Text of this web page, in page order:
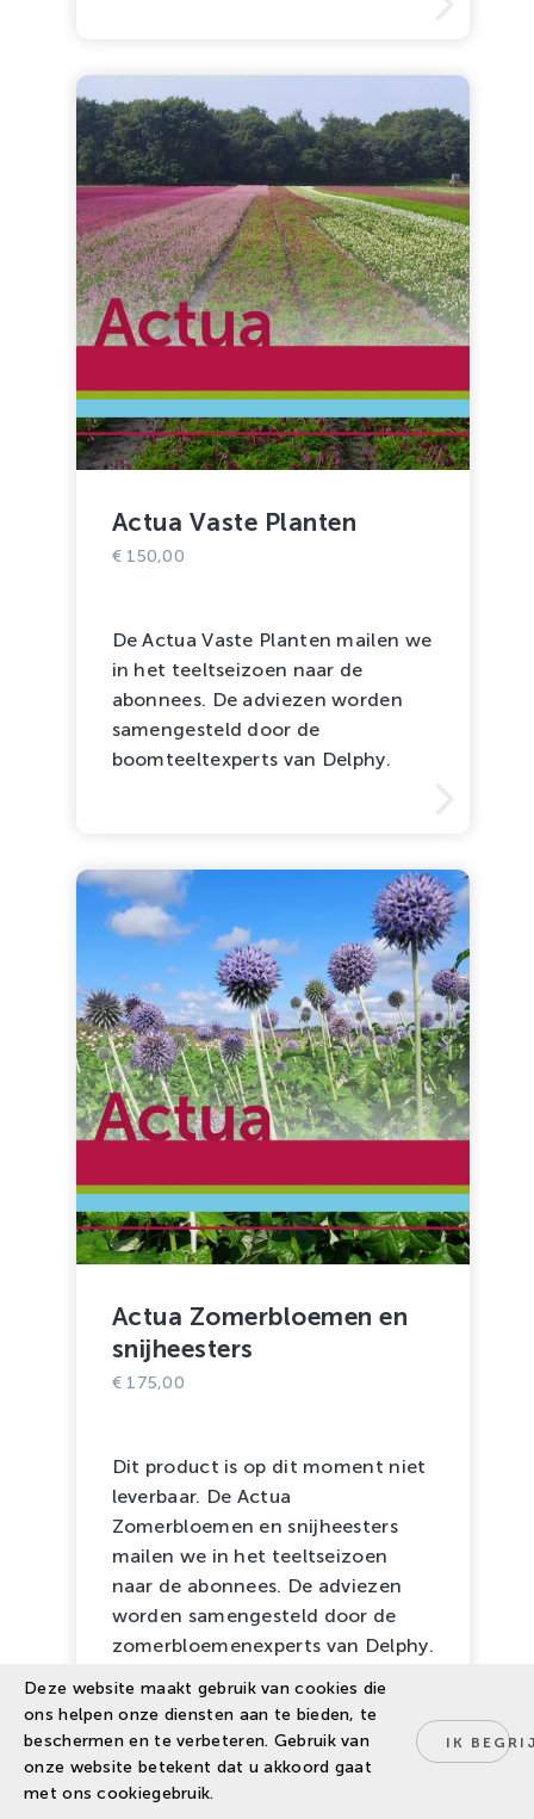
Actua Vaste Planten
€150,00
De Actua Vaste Planten mailen we
in het teeltseizoen naar de
abonnees. De adviezen worden
samengesteld door de
boomteeltexperts van Delphy.
Actua Zomerbloemen en
snijheesters
€175,00
Dit product is op dit moment niet
leverbaar. De Actua
Zomerbloemen en snijheesters
mailen we in het teeltseizoen
naar de abonnees. De adviezen
worden samengesteld door de
zomerbloemenexperts van Delphy.
Deze website maakt gebruik van cookies die
ons helpen onze diensten aan te bieden, te
beschermen en te verbeteren. Gebruik van
onze website betekent dat u akkoord gaat
met ons cookiegebruik.
IK